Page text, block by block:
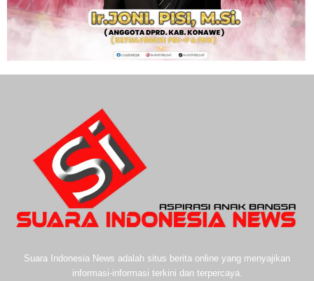
Suara Indonesia News adalah situs berita online yang menyajikan
informasi-informasi terkini dan terpercaya.